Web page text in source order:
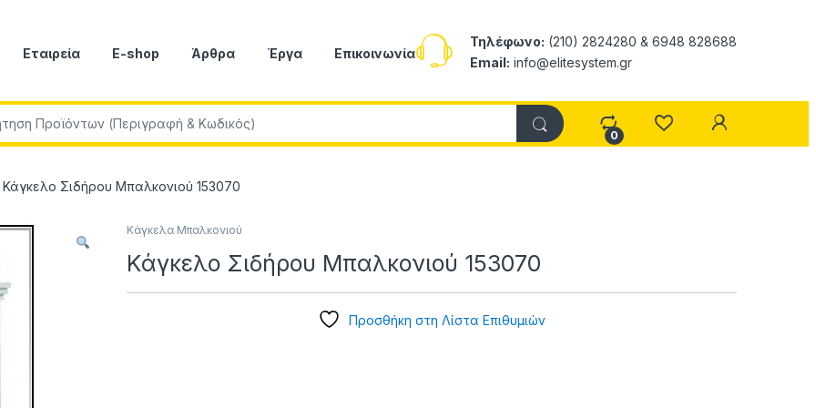
Εταιρεία E-shop Άρθρα Έργα Επικοινωνία
Τηλέφωνο: (210) 2824280 & 6948 828688
Email: info@elitesystem.gr
0
Κάγκελο Σιδήρου Μπαλκονιού 153070
Κάγκελα Μπαλκονιού
Κάγκελο Σιδήρου Μπαλκονιού 153070
Προσθήκη στη Λίστα Επιθυμιών